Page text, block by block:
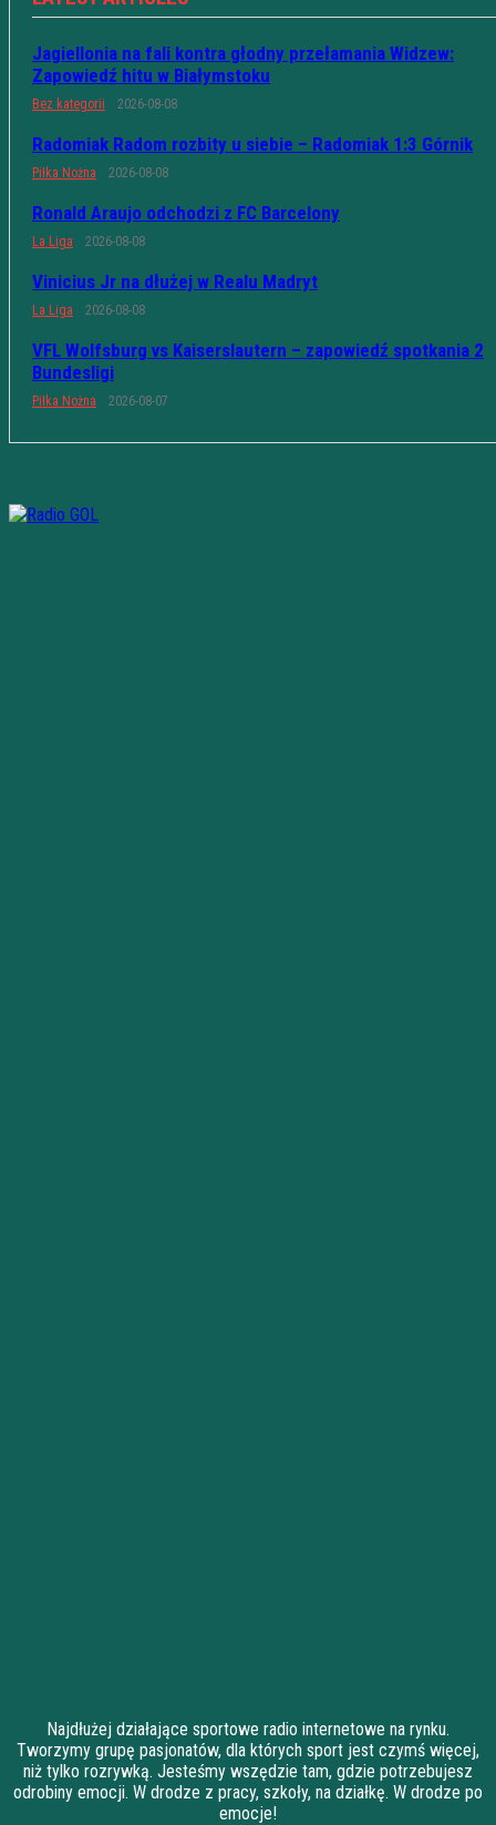
Jagiellonia na fali kontra głodny przełamania Widzew:
Zapowiedź hitu w Białymstoku
Bez kategorii 2026-08-08
Radomiak Radom rozbity u siebie – Radomiak 1:3 Górnik
Piłka Nożna 2026-08-08
Ronald Araujo odchodzi z FC Barcelony
La Liga 2026-08-08
Vinicius Jr na dłużej w Realu Madryt
La Liga 2026-08-08
VFL Wolfsburg vs Kaiserslautern – zapowiedź spotkania 2
Bundesligi
Piłka Nożna 2026-08-07
Najdłużej działające sportowe radio internetowe na rynku.
Tworzymy grupę pasjonatów, dla których sport jest czymś więcej,
niż tylko rozrywką. Jesteśmy wszędzie tam, gdzie potrzebujesz
odrobiny emocji. W drodze z pracy, szkoły, na działkę. W drodze po
emocje!